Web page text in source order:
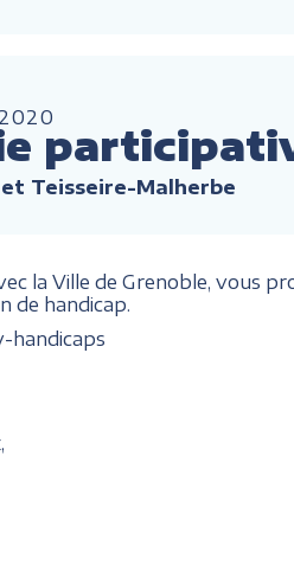
2020
Teisseire-Malherbe
la Ville de Grenoble, vous
de handicap.
handicaps